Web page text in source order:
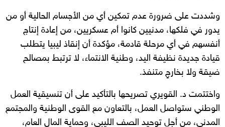
وشددت على ضرورة عدم تمكين أي من الأجسام الحالية أو من
يدور في فلكها، مدنيين كانوا أم عسكريين، من إعادة إنتاج
أنفسهم في أي مرحلة قادمة، مؤكدة أن إنقاذ ليبيا يتطلب
قيادة جديدة نظيفة اليد، وطنية الانتماء، لا ترتبط بمصالح
ضيقة ولا بخارجٍ متنفذ.
واختتمت د. القويري تصريحها بالتأكيد على أن تنسيقية العمل
الوطني ستواصل العمل، بالتعاون مع القوى الوطنية والمجتمع
المدني، من أجل توحيد الصف الليبي، وحماية المال العام،